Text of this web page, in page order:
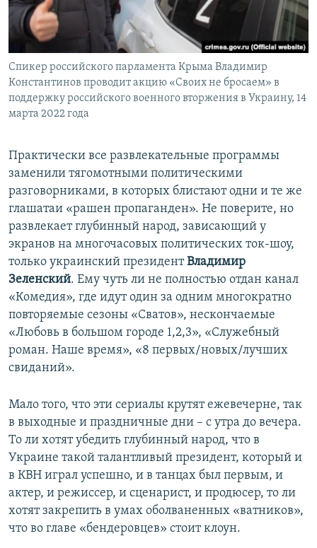
Спикер российского парламента Крыма Владимир
Константинов проводит акцию «Своих не бросаем» в
поддержку российского военного вторжения в Украину, 14
марта 2022 года
Практически все развлекательные программы
заменили тягомотными политическими
разговорниками, в которых блистают одни и те же
глашатаи «рашен пропаганден». Не поверите, но
развлекает глубинный народ, зависающий у
экранов на многочасовых политических ток-шоу,
только украинский президентВладимир
Зеленский. Ему чуть ли не полностью отдан канал
«Комедия», где идут один за одним многократно
повторяемые сезоны «Сватов», нескончаемые
«Любовь в большом городе 1,2,3», «Служебный
роман. Наше время», «8 первых/новых/лучших
свиданий».
Мало того, что эти сериалы крутят ежевечерне, так
в выходные и праздничные дни – с утра до вечера.
То ли хотят убедить глубинный народ, что в
Украине такой талантливый президент, который и
в КВН играл успешно, и в танцах был первым, и
актер, и режиссер, и сценарист, и продюсер, то ли
хотят закрепить в умах оболваненных «ватников»,
что во главе «бендеровцев» стоит клоун.